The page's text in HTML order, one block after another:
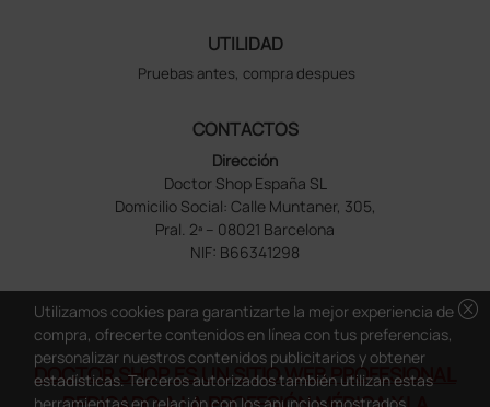
UTILIDAD
Pruebas antes, compra despues
CONTACTOS
Dirección
Doctor Shop España SL
Domicilio Social: Calle Muntaner, 305,
Pral. 2ª – 08021 Barcelona
NIF: B66341298
DOCTOR SHOP ES UN SITIO WEB PROFESIONAL
cancel
Utilizamos cookies para garantizarte la mejor experiencia de
compra, ofrecerte contenidos en línea con tus preferencias,
personalizar nuestros contenidos publicitarios y obtener
estadísticas. Terceros autorizados también utilizan estas